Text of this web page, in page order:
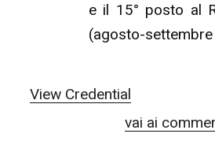
e il 15° posto al
(agosto-
View Credential
vai ai